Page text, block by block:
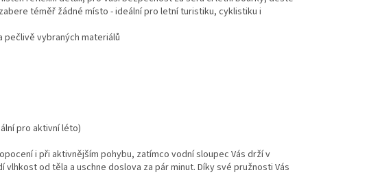
téměř žádné místo - ideální pro letní turistiku, cyklistiku i
pečlivě vybraných materiálů
pro aktivní léto)
i při aktivnějším pohybu, zatímco vodní sloupec Vás drží v
od těla a uschne doslova za pár minut. Díky své pružnosti Vás